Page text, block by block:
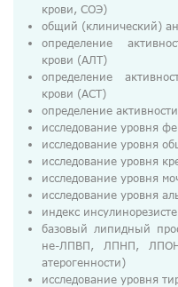
крови, СОЭ)
общий (клинический)
определение
крови (АЛТ)
определение
крови (АСТ)
определение
исследование уровня
исследование уровня
исследование уровня
исследование уровня
исследование уровня
индекс
базовый липидный
не-ЛПВП, ЛПНП,
атерогенности)
исследование уровня